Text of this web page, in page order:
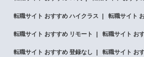
転職サイト おすすめ ハイクラス 転職サイト
転職サイト おすすめ リモート 転職サイト お
転職サイト おすすめ 登録なし 転職サイト お